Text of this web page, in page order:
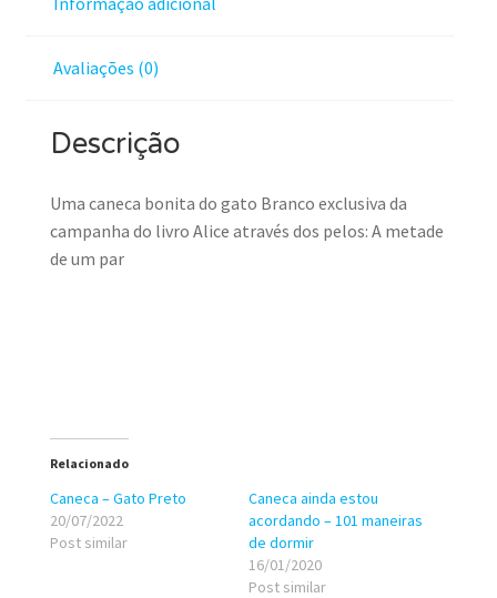
Avaliações (0)
Descrição
Uma caneca bonita do gato Branco exclusiva da
campanha do livro Alice através dos pelos: A metade
de um par
Relacionado
Caneca – Gato Preto
20/07/2022
Post similar
Caneca ainda estou
acordando – 101 maneiras
de dormir
16/01/2020
Post similar